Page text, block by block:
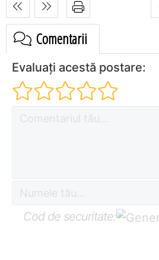
Comentarii
Evaluați acestă postare:
Cod de securitate: